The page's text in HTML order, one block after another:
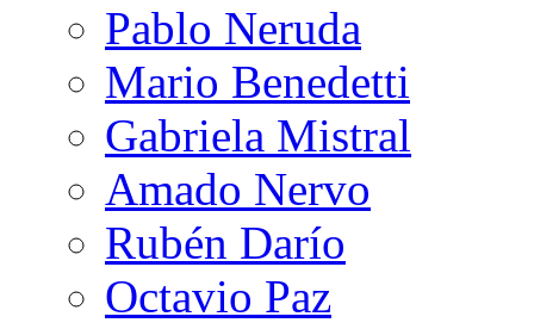
Pablo Neruda
Mario Benedetti
Gabriela Mistral
Amado Nervo
Rubén Darío
Octavio Paz